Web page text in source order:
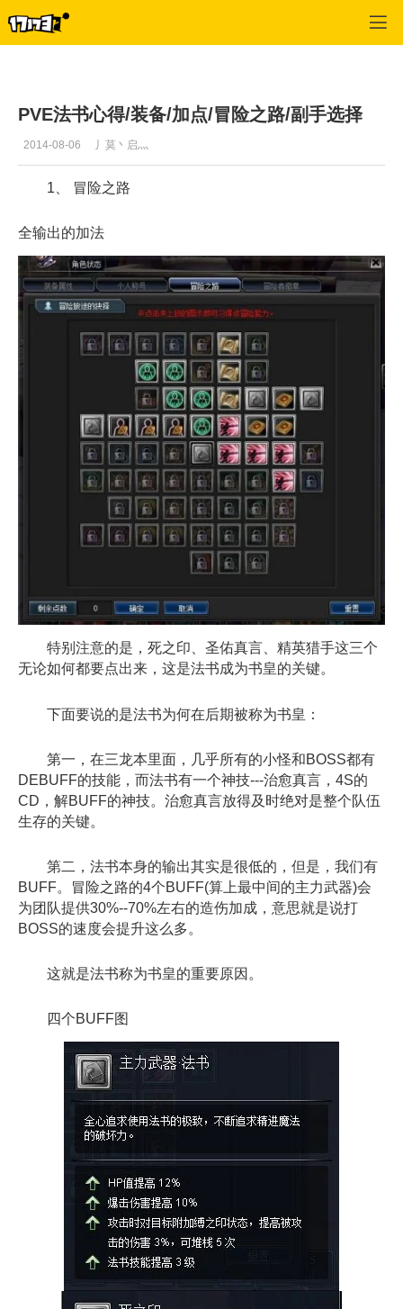
PVE法书心得/装备/加点/冒险之路/副手选择
2014-08-06 丿莫丶启灬
1、 冒险之路
全输出的加法
特别注意的是，死之印、圣佑真言、精英猎手这三个
无论如何都要点出来，这是法书成为书皇的关键。
下面要说的是法书为何在后期被称为书皇：
第一，在三龙本里面，几乎所有的小怪和BOSS都有
DEBUFF的技能，而法书有一个神技---治愈真言，4S的
CD，解BUFF的神技。治愈真言放得及时绝对是整个队伍
生存的关键。
第二，法书本身的输出其实是很低的，但是，我们有
BUFF。冒险之路的4个BUFF(算上最中间的主力武器)会
为团队提供30%--70%左右的造伤加成，意思就是说打
BOSS的速度会提升这么多。
这就是法书称为书皇的重要原因。
四个BUFF图